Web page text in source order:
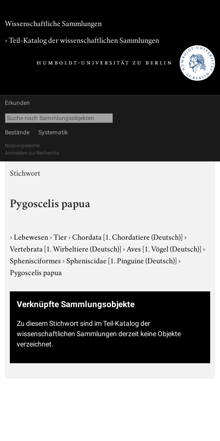
Wissenschaftliche Sammlungen
› Teil-Katalog der wissenschaftlichen Sammlungen
Erkunden
Bestände Systematik
Nutzungsrechte
Anmelden zur Recherche
Stichwort
Pygoscelis papua
›Lebewesen›Tier›Chordata [1. Chordatiere (Deutsch)]›
Vertebrata [1. Wirbeltiere (Deutsch)]›Aves [1. Vögel (Deutsch)]›
Sphenisciformes›Spheniscidae [1. Pinguine (Deutsch)]›
Pygoscelis papua
Verknüpfte Sammlungsobjekte
Zu diesem Stichwort sind im Teil-Katalog der
wissenschaftlichen Sammlungen derzeit keine Objekte
verzeichnet.